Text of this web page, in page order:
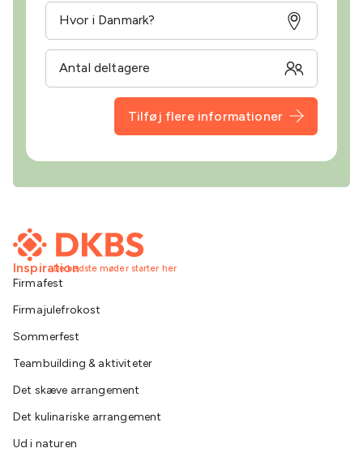
Tilføj flere informationer
De bedste møder starter her
Inspiration
Firmafest
Firmajulefrokost
Sommerfest
Teambuilding & aktiviteter
Det skæve arrangement
Det kulinariske arrangement
Ud i naturen